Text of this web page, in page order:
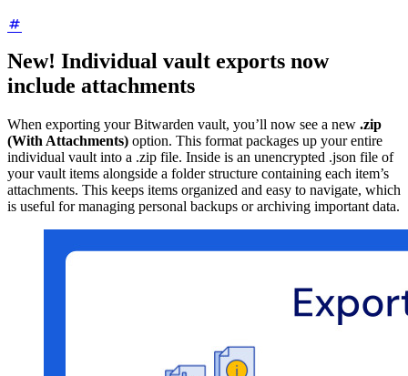
New! Individual vault exports now
include attachments
When exporting your Bitwarden vault, you’ll now see a new .zip
(With Attachments) option. This format packages up your entire
individual vault into a .zip file. Inside is an unencrypted .json file of
your vault items alongside a folder structure containing each item’s
attachments. This keeps items organized and easy to navigate, which
is useful for managing personal backups or archiving important data.